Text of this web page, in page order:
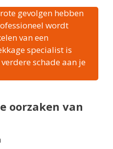
gevolgen hebben
wordt
van een
specialist is
schade aan je
oorzaken van